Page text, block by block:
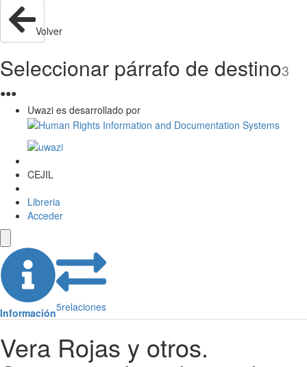
Volver
Seleccionar párrafo de destino3
●●●
Uwazi es desarrollado por
CEJIL
Libreria
Acceder
Información5relaciones
Vera Rojas y otros.